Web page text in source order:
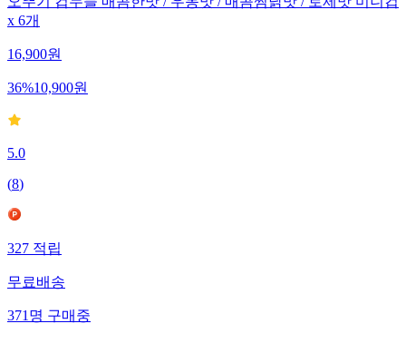
오뚜기 컵누들 매콤한맛 / 우동맛 / 매콤찜닭맛 / 로제맛 미니컵
x 6개
16,900원
36%10,900원
5.0
(8)
327적립
무료배송
371명구매중